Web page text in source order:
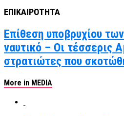
ΕΠΙΚΑΙΡΟΤΗΤΑ
Επίθεση υποβρυχίου
ναυτικό – Οι τέσσερις
στρατιώτες που
More in MEDIA